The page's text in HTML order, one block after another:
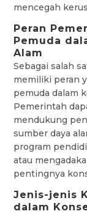
mencegah
Peran
Pemuda
Alam
Sebagai salah
memiliki peran
pemuda dalam
Pemerintah
mendukung
sumber daya
program
atau
pentingnya
Jenis-jenis
dalam